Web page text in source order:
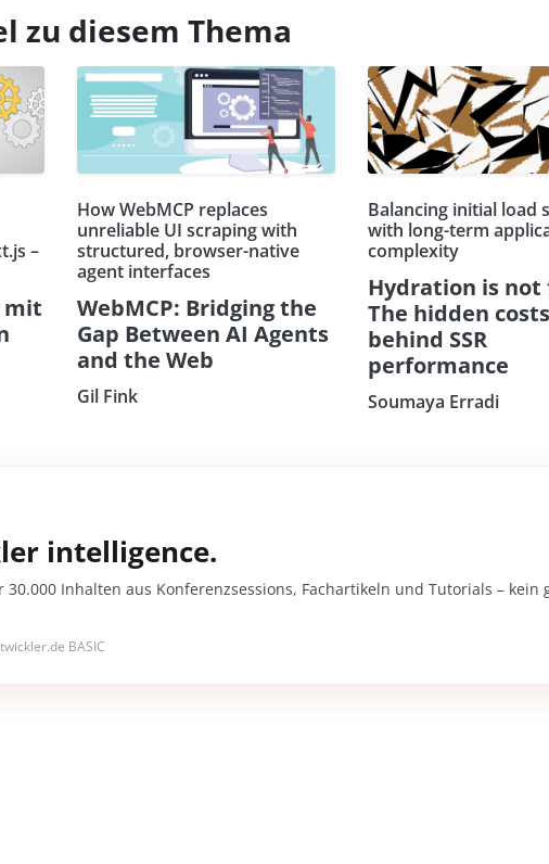
zu diesem Thema
–
mit
How WebMCP replaces
unreliable UI scraping with
structured, browser-native
agent interfaces
WebMCP: Bridging the
Gap Between AI Agents
and the Web
Gil Fink
Balancing initial load
with long-term
complexity
Hydration is not
The hidden costs
behind SSR
performance
Soumaya Erradi
intelligence.
30.000 Inhalten aus Konferenzsessions, Fachartikeln und Tutorials – kein
BASIC